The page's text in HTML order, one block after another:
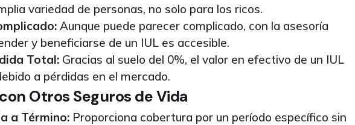
variedad de personas, no solo para los ricos.
Aunque puede parecer complicado, con la asesoría
y beneficiarse de un IUL es accesible.
Total: Gracias al suelo del 0%, el valor en efectivo de un IUL
a pérdidas en el mercado.
Otros Seguros de Vida
a Término: Proporciona cobertura por un período específico sin